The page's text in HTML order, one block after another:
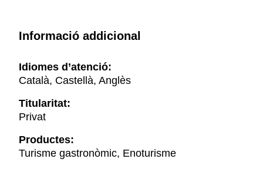
Informació addicional
Idiomes d’atenció:
Català, Castellà, Anglès
Titularitat:
Privat
Productes:
Turisme gastronòmic, Enoturisme